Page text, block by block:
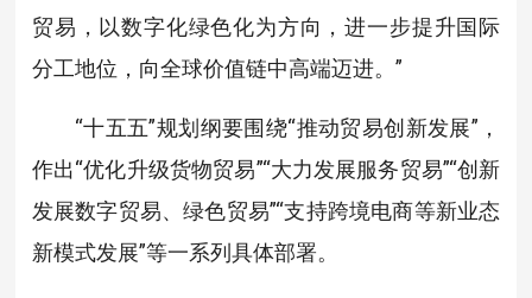
贸易，以数字化绿色化为方向，进一步提升国际
分工地位，向全球价值链中高端迈进。”
“十五五”规划纲要围绕“推动贸易创新发展”，
作出“优化升级货物贸易”“大力发展服务贸易”“创新
发展数字贸易、绿色贸易”“支持跨境电商等新业态
新模式发展”等一系列具体部署。